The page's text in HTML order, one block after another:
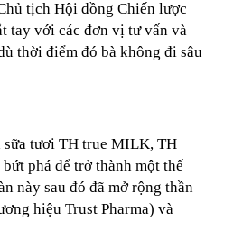
tịch Hội đồng Chiến lược
tay với các đơn vị tư vấn và
thời điểm đó bà không đi sâu
sữa tươi TH true MILK, TH
phá để trở thành một thế
này sau đó đã mở rộng thần
hiệu Trust Pharma) và